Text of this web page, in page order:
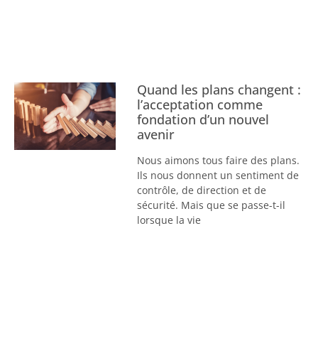
Quand les plans changent :
l’acceptation comme
fondation d’un nouvel
avenir
Nous aimons tous faire des plans.
Ils nous donnent un sentiment de
contrôle, de direction et de
sécurité. Mais que se passe-t-il
lorsque la vie